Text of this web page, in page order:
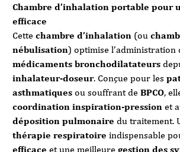
Chambre d’inhalation portable pour
efficace
Cette chambre d’inhalation (ou
nébulisation) optimise l’administration
médicaments bronchodilatateurs
inhalateur-doseur. Conçue pour les
asthmatiques ou souffrant de BPCO,
coordination inspiration-pression et
déposition pulmonaire du traitement.
thérapie respiratoire indispensable
efficace et une meilleure gestion des